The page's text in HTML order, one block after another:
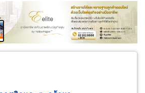
ลีก ผู้ผลิต
ตัวแทนจัดจำหน่าย
ธุรกิจบริการ